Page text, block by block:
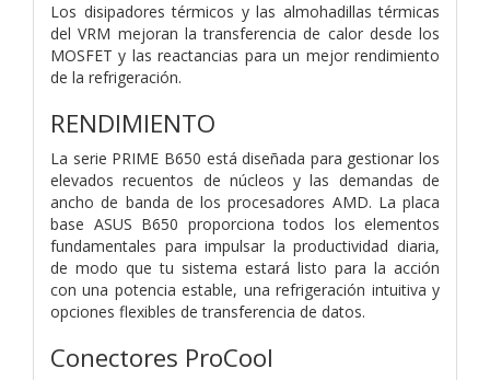
Los disipadores térmicos y las almohadillas térmicas
del VRM mejoran la transferencia de calor desde los
MOSFET y las reactancias para un mejor rendimiento
de la refrigeración.
RENDIMIENTO
La serie PRIME B650 está diseñada para gestionar los
elevados recuentos de núcleos y las demandas de
ancho de banda de los procesadores AMD. La placa
base ASUS B650 proporciona todos los elementos
fundamentales para impulsar la productividad diaria,
de modo que tu sistema estará listo para la acción
con una potencia estable, una refrigeración intuitiva y
opciones flexibles de transferencia de datos.
Conectores ProCool